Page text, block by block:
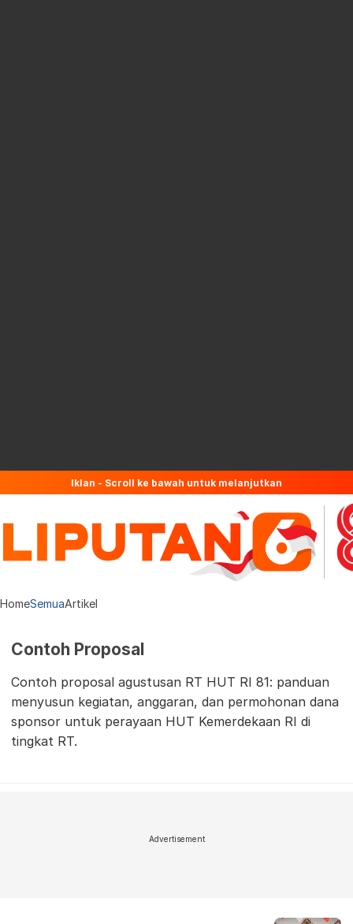
Iklan - Scroll ke bawah untuk melanjutkan
HomeSemuaArtikel
Contoh Proposal
Contoh proposal agustusan RT HUT RI 81: panduan
menyusun kegiatan, anggaran, dan permohonan dana
sponsor untuk perayaan HUT Kemerdekaan RI di
tingkat RT.
Advertisement